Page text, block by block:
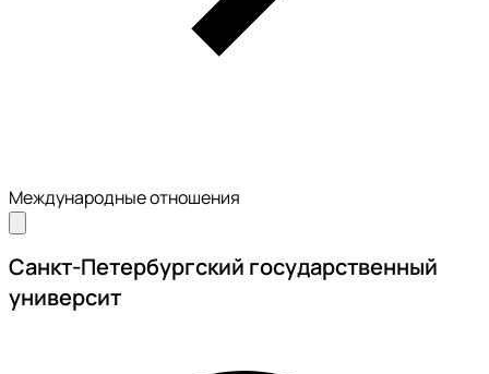
Международные отношения
Санкт-Петербургский государственный
университ